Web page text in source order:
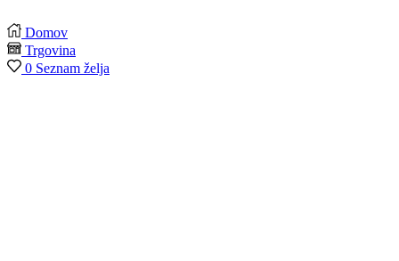
Domov
Trgovina
0 Seznam želja